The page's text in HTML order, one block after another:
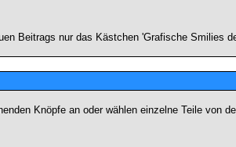
Beitrags nur das Kästchen 'Grafische Smilies
Knöpfe an oder wählen einzelne Teile von